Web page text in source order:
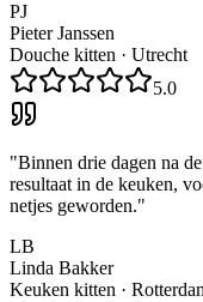
PJ
Pieter Janssen
Douche kitten · Utrecht
5.0
"Binnen drie dagen na
resultaat in de keuken,
netjes geworden."
LB
Linda Bakker
Keuken kitten ·